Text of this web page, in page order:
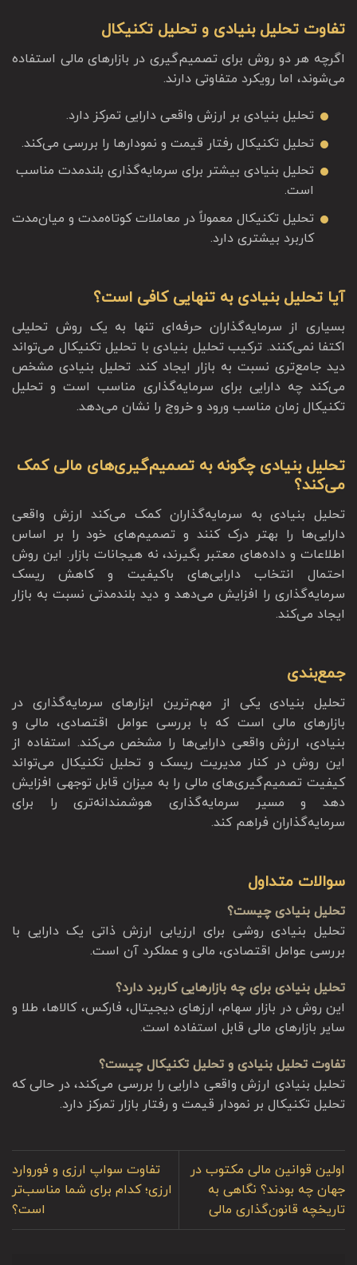
تفاوت تحلیل بنیادی و تحلیل تکنیکال
اگرچه هر دو روش برای تصمیم‌گیری در بازارهای مالی استفاده
می‌شوند، اما رویکرد متفاوتی دارند.
تحلیل بنیادی بر ارزش واقعی دارایی تمرکز دارد.
تحلیل تکنیکال رفتار قیمت و نمودارها را بررسی می‌کند.
تحلیل بنیادی بیشتر برای سرمایه‌گذاری بلندمدت مناسب
است.
تحلیل تکنیکال معمولاً در معاملات کوتاه‌مدت و میان‌مدت
کاربرد بیشتری دارد.
آیا تحلیل بنیادی به تنهایی کافی است؟
بسیاری از سرمایه‌گذاران حرفه‌ای تنها به یک روش تحلیلی
اکتفا نمی‌کنند. ترکیب تحلیل بنیادی با تحلیل تکنیکال می‌تواند
دید جامع‌تری نسبت به بازار ایجاد کند. تحلیل بنیادی مشخص
می‌کند چه دارایی برای سرمایه‌گذاری مناسب است و تحلیل
تکنیکال زمان مناسب ورود و خروج را نشان می‌دهد.
تحلیل بنیادی چگونه به تصمیم‌گیری‌های مالی کمک
می‌کند؟
تحلیل بنیادی به سرمایه‌گذاران کمک می‌کند ارزش واقعی
دارایی‌ها را بهتر درک کنند و تصمیم‌های خود را بر اساس
اطلاعات و داده‌های معتبر بگیرند، نه هیجانات بازار. این روش
احتمال انتخاب دارایی‌های باکیفیت و کاهش ریسک
سرمایه‌گذاری را افزایش می‌دهد و دید بلندمدتی نسبت به بازار
ایجاد می‌کند.
جمع‌بندی
تحلیل بنیادی یکی از مهم‌ترین ابزارهای سرمایه‌گذاری در
بازارهای مالی است که با بررسی عوامل اقتصادی، مالی و
بنیادی، ارزش واقعی دارایی‌ها را مشخص می‌کند. استفاده از
این روش در کنار مدیریت ریسک و تحلیل تکنیکال می‌تواند
کیفیت تصمیم‌گیری‌های مالی را به میزان قابل توجهی افزایش
دهد و مسیر سرمایه‌گذاری هوشمندانه‌تری را برای
سرمایه‌گذاران فراهم کند.
سوالات متداول
تحلیل بنیادی چیست؟
تحلیل بنیادی روشی برای ارزیابی ارزش ذاتی یک دارایی با
بررسی عوامل اقتصادی، مالی و عملکرد آن است.
تحلیل بنیادی برای چه بازارهایی کاربرد دارد؟
این روش در بازار سهام، ارزهای دیجیتال، فارکس، کالاها، طلا و
سایر بازارهای مالی قابل استفاده است.
تفاوت تحلیل بنیادی و تحلیل تکنیکال چیست؟
تحلیل بنیادی ارزش واقعی دارایی را بررسی می‌کند، در حالی که
تحلیل تکنیکال بر نمودار قیمت و رفتار بازار تمرکز دارد.
اولین قوانین مالی مکتوب در
جهان چه بودند؟ نگاهی به
تاریخچه قانون‌گذاری مالی
تفاوت سواپ ارزی و فوروارد
ارزی؛ کدام برای شما مناسب‌تر
است؟